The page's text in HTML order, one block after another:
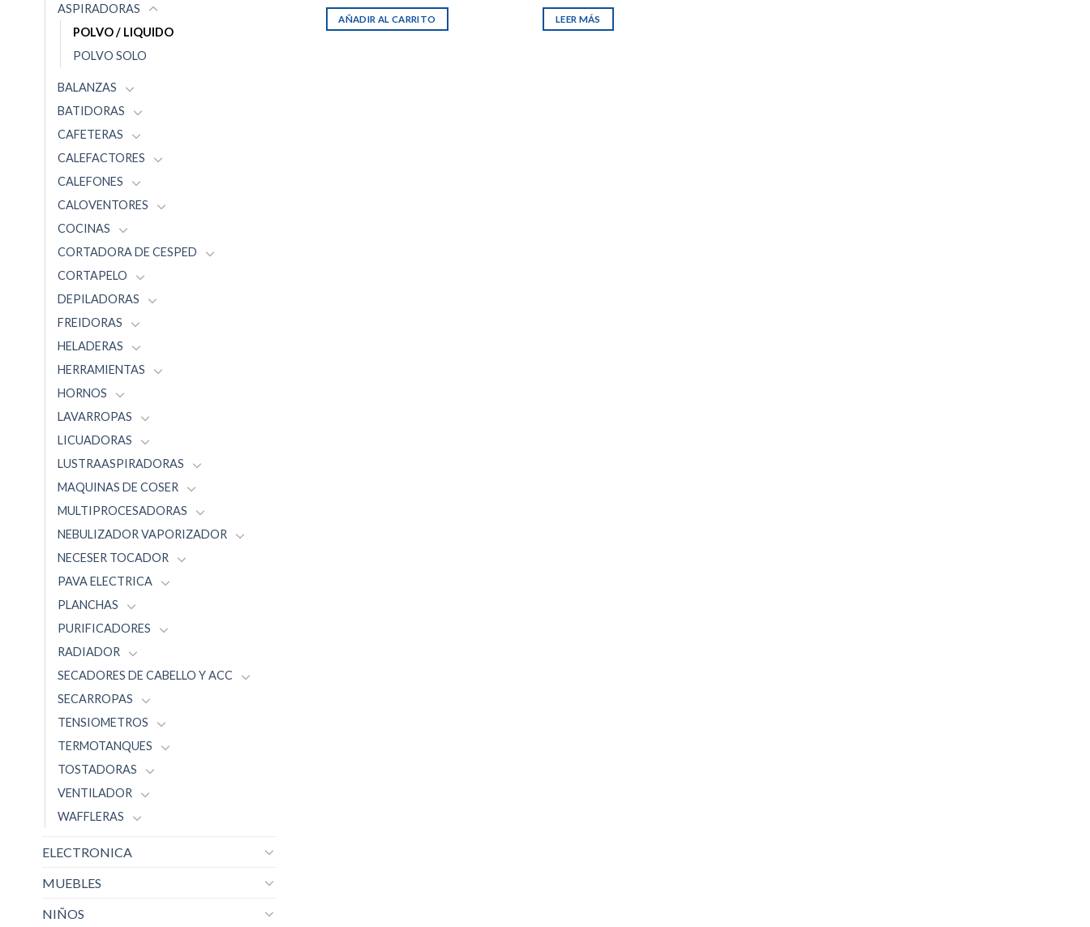
ASPIRADORAS
POLVO / LIQUIDO
POLVO SOLO
BALANZAS
BATIDORAS
CAFETERAS
CALEFACTORES
CALEFONES
CALOVENTORES
COCINAS
CORTADORA DE CESPED
CORTAPELO
DEPILADORAS
FREIDORAS
HELADERAS
HERRAMIENTAS
HORNOS
LAVARROPAS
LICUADORAS
LUSTRAASPIRADORAS
MAQUINAS DE COSER
MULTIPROCESADORAS
NEBULIZADOR VAPORIZADOR
NECESER TOCADOR
PAVA ELECTRICA
PLANCHAS
PURIFICADORES
RADIADOR
SECADORES DE CABELLO Y ACC
SECARROPAS
TENSIOMETROS
TERMOTANQUES
TOSTADORAS
VENTILADOR
WAFFLERAS
ELECTRONICA
MUEBLES
NIÑOS
AÑADIR AL CARRITO LEER MÁS